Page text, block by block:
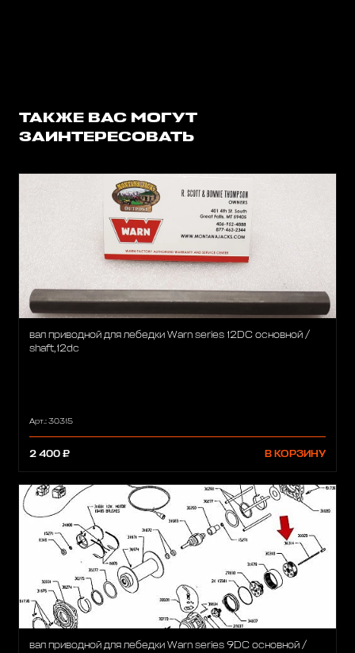
ТАКЖЕ ВАС МОГУТ
ЗАИНТЕРЕСОВАТЬ
вал приводной для лебедки Warn series 12DC основной /
shaft,12dc
Арт.: 30315
2 400 ₽ В КОРЗИНУ
вал приводной для лебедки Warn series 9DC основной /